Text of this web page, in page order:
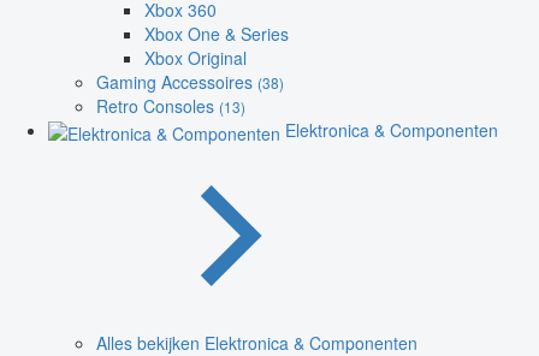
Xbox 360
Xbox One & Series
Xbox Original
Gaming Accessoires (38)
Retro Consoles (13)
Elektronica & Componenten
Alles bekijken Elektronica & Componenten